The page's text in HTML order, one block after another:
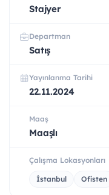
Stajyer
Departman
Satış
Yayınlanma Tarihi
22.11.2024
Maaş
Maaşlı
Çalışma Lokasyonları
İstanbul Ofisten